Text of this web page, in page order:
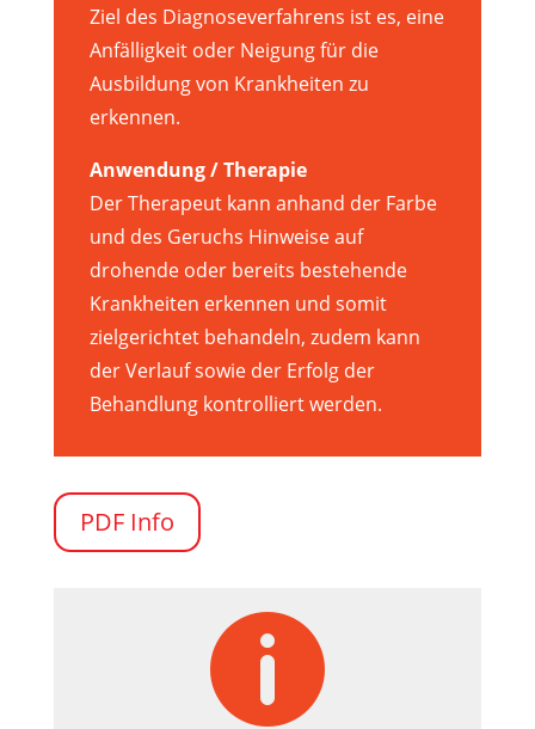
Ziel des Diagnoseverfahrens ist es, eine
Anfälligkeit oder Neigung für die
Ausbildung von Krankheiten zu
erkennen.
Anwendung / Therapie
Der Therapeut kann anhand der Farbe
und des Geruchs Hinweise auf
drohende oder bereits bestehende
Krankheiten erkennen und somit
zielgerichtet behandeln, zudem kann
der Verlauf sowie der Erfolg der
Behandlung kontrolliert werden.
PDF Info
